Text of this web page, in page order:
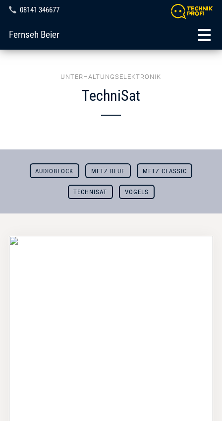
08141 346677
Fernseh Beier
UNTERHALTUNGSELEKTRONIK
TechniSat
AUDIOBLOCK METZ BLUE METZ CLASSIC
TECHNISAT VOGELS